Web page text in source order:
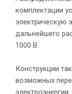
комплектации
электрическую
дальнейшего
1000 В.
Конструкции
возможных